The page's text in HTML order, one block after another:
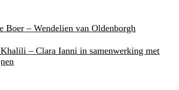
Boer – Wendelien van Oldenborgh
– Clara Ianni in samenwerking met